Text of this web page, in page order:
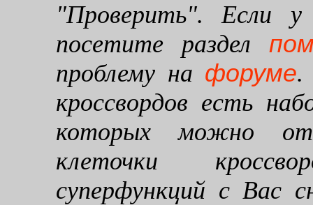
"Проверить". Если
посетите раздел
проблему на форуме.
кроссвордов есть
которых можно
клеточки
суперфункций с Вас